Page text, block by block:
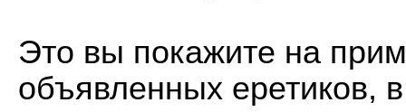
Это вы покажите на
объявленных еретиков,